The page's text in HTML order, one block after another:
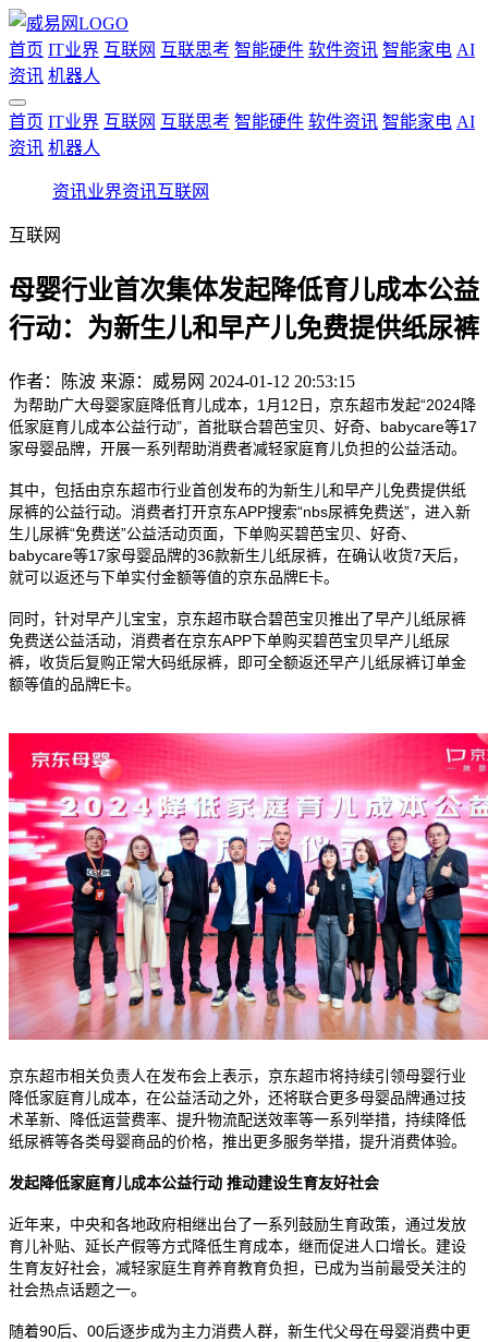
首页 IT业界 互联网 互联思考 智能硬件 软件资讯 智能家电 AI
资讯 机器人
首页 IT业界 互联网 互联思考 智能硬件 软件资讯 智能家电 AI
资讯 机器人
资讯业界资讯互联网
互联网
母婴行业首次集体发起降低育儿成本公益
行动：为新生儿和早产儿免费提供纸尿裤
作者： 陈波 来源：威易网 2024-01-12 20:53:15
为帮助广大母婴家庭降低育儿成本，1月12日，京东超市发起“2024降
低家庭育儿成本公益行动”，首批联合碧芭宝贝、好奇、babycare等17
家母婴品牌，开展一系列帮助消费者减轻家庭育儿负担的公益活动。
其中，包括由京东超市行业首创发布的为新生儿和早产儿免费提供纸
尿裤的公益行动。消费者打开京东APP搜索“nbs尿裤免费送”，进入新
生儿尿裤“免费送”公益活动页面，下单购买碧芭宝贝、好奇、
babycare等17家母婴品牌的36款新生儿纸尿裤，在确认收货7天后，
就可以返还与下单实付金额等值的京东品牌E卡。
同时，针对早产儿宝宝，京东超市联合碧芭宝贝推出了早产儿纸尿裤
免费送公益活动，消费者在京东APP下单购买碧芭宝贝早产儿纸尿
裤，收货后复购正常大码纸尿裤，即可全额返还早产儿纸尿裤订单金
额等值的品牌E卡。
京东超市相关负责人在发布会上表示，京东超市将持续引领母婴行业
降低家庭育儿成本，在公益活动之外，还将联合更多母婴品牌通过技
术革新、降低运营费率、提升物流配送效率等一系列举措，持续降低
纸尿裤等各类母婴商品的价格，推出更多服务举措，提升消费体验。
发起降低家庭育儿成本公益行动 推动建设生育友好社会
近年来，中央和各地政府相继出台了一系列鼓励生育政策，通过发放
育儿补贴、延长产假等方式降低生育成本，继而促进人口增长。建设
生育友好社会，减轻家庭生育养育教育负担，已成为当前最受关注的
社会热点话题之一。
随着90后、00后逐步成为主力消费人群，新生代父母在母婴消费中更